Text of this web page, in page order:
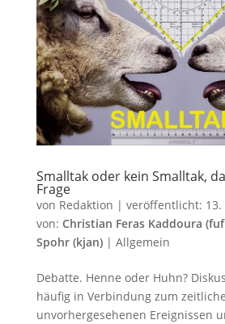
Smalltak oder kein Smalltak,
Frage
von Redaktion | veröffentlicht:
von: Christian Feras Kaddoura
Spohr (kjan)| Allgemein
Debatte. Henne oder Huhn?
häufig in Verbindung zum
unvorhergesehenen Ereignissen